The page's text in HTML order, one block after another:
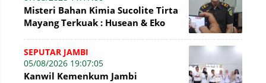
Misteri Bahan Kimia Sucolite Tirta
Mayang Terkuak : Husean & Eko
SEPUTAR JAMBI
05/08/2026 19:07:05
Kanwil Kemenkum Jambi